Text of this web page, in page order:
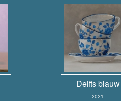
Delfts blauw
2021